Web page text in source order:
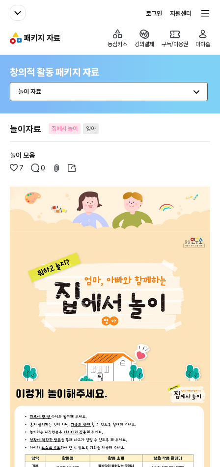
패밀리사이트
로그인 지원센터
동심키즈 패키지 자료
동심키즈 강의결제 구독/이용권 마이홈
창의적 활동 패키지 자료
놀이 자료
놀이자료 집에서 놀이 영아
놀이 모음
7
0